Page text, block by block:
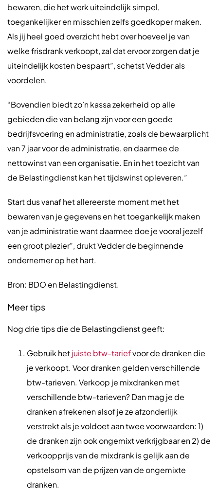
bewaren, die het werk uiteindelijk simpel,
toegankelijker en misschien zelfs goedkoper maken.
Als jij heel goed overzicht hebt over hoeveel je van
welke frisdrank verkoopt, zal dat ervoor zorgen dat je
uiteindelijk kosten bespaart”, schetst Vedder als
voordelen.
“Bovendien biedt zo’n kassa zekerheid op alle
gebieden die van belang zijn voor een goede
bedrijfsvoering en administratie, zoals de bewaarplicht
van 7 jaar voor de administratie, en daarmee de
nettowinst van een organisatie. En in het toezicht van
de Belastingdienst kan het tijdswinst opleveren.”
Start dus vanaf het allereerste moment met het
bewaren van je gegevens en het toegankelijk maken
van je administratie want daarmee doe je vooral jezelf
een groot plezier”, drukt Vedder de beginnende
ondernemer op het hart.
Bron: BDO en Belastingdienst.
Meer tips
Nog drie tips die de Belastingdienst geeft:
Gebruik hetjuiste btw-tariefvoor de dranken die
je verkoopt. Voor dranken gelden verschillende
btw-tarieven. Verkoop je mixdranken met
verschillende btw-tarieven? Dan mag je de
dranken afrekenen alsof je ze afzonderlijk
verstrekt als je voldoet aan twee voorwaarden: 1)
de dranken zijn ook ongemixt verkrijgbaar en 2) de
verkoopprijs van de mixdrank is gelijk aan de
opstelsom van de prijzen van de ongemixte
dranken.